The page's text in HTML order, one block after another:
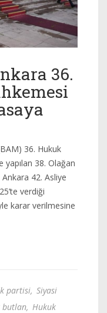
36.
36. Hukuk
yapılan 38. Olağan
Ankara 42. Asliye
verdiği
karar verilmesine
partisi, Siyasi
butlan, Hukuk